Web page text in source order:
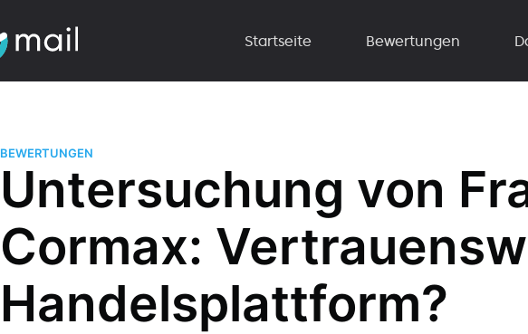
Startseite Bewertungen
BEWERTUNGEN
Untersuchung von
Cormax:
Handelsplattform?